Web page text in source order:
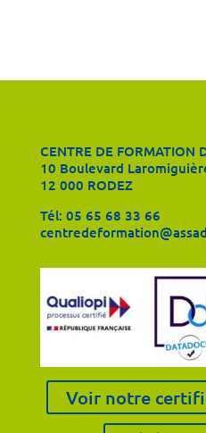
CENTRE DE FORMATION
10 Boulevard
12 000 RODEZ
Tél: 05 65 68 33 66
Voir notre